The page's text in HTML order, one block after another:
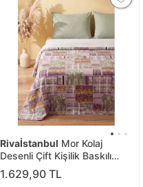
Rivaİstanbul Mor Kolaj
Desenli Çift Kişilik Baskılı
Pike & Yatak Örtüsü
200x230 Cm
1.629,90 TL